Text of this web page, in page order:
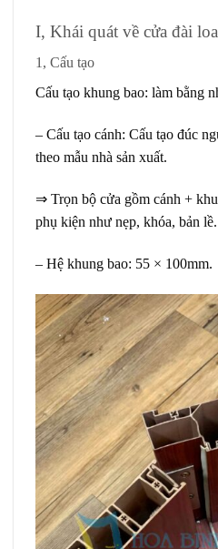
I, Khái quát về cửa đài
1, Cấu tạo
Cấu tạo khung bao: làm bằng
– Cấu tạo cánh: Cấu tạo đúc
theo mẫu nhà sản xuất.
⇒ Trọn bộ cửa gồm cánh +
phụ kiện như nẹp, khóa, bản
– Hệ khung bao: 55 × 100mm.